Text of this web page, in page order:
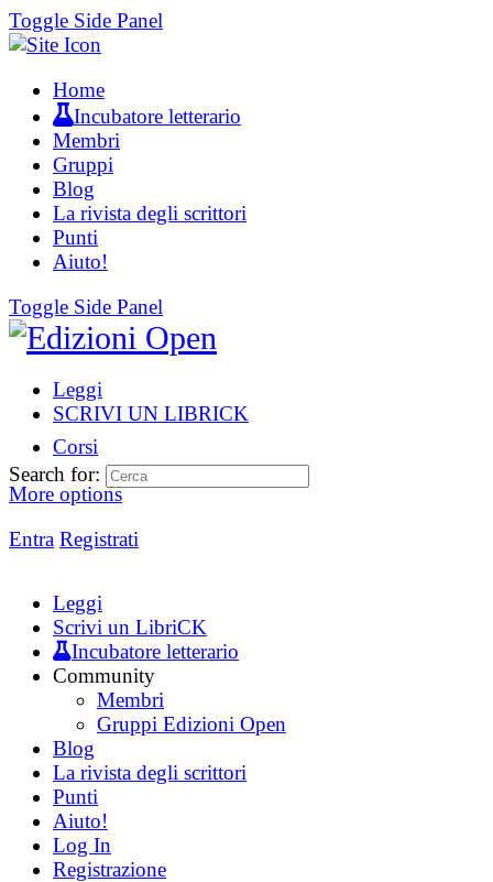
Toggle Side Panel
Home
Incubatore letterario
Membri
Gruppi
Blog
La rivista degli scrittori
Punti
Aiuto!
Toggle Side Panel
Leggi
SCRIVI UN LIBRICK
Corsi
More options
Entra Registrati
Search for:
Leggi
Scrivi un LibriCK
Incubatore letterario
Community
Membri
Gruppi Edizioni Open
Blog
La rivista degli scrittori
Punti
Aiuto!
Log In
Registrazione